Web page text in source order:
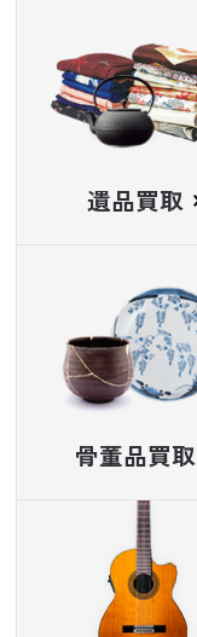
遺品買取
骨董品買取